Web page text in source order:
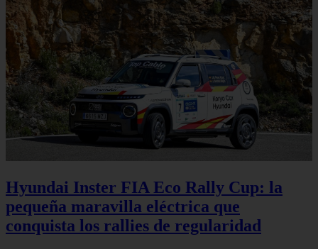
Hyundai Inster FIA Eco Rally Cup: la
pequeña maravilla eléctrica que
conquista los rallies de regularidad